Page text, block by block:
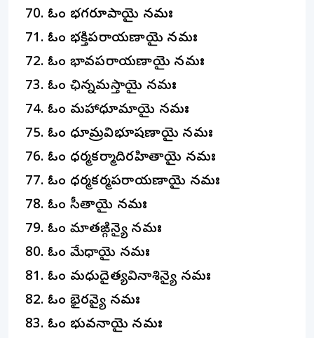
ఓం భగరూపాయై నమః
ఓం భక్తిపరాయణాయై నమః
ఓం భావపరాయణాయై నమః
ఓం ఛిన్నమస్తాయై నమః
ఓం మహాధూమాయై నమః
ఓం ధూమ్రవిభూషణాయై నమః
ఓం ధర్మకర్మాదిరహితాయై నమః
ఓం ధర్మకర్మపరాయణాయై నమః
ఓం సీతాయై నమః
ఓం మాతఙ్గిన్యై నమః
ఓం మేధాయై నమః
ఓం మధుదైత్యవినాశిన్యై నమః
ఓం భైరవ్యై నమః
ఓం భువనాయై నమః